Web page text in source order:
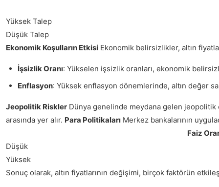
Yüksek Talep
Düşük Talep
Ekonomik Koşulların Etkisi Ekonomik belirsizlikler, altın
İşsizlik Oranı: Yükselen işsizlik oranları, ekonomik
Enflasyon: Yüksek enflasyon dönemlerinde, altın değer
Jeopolitik Riskler Dünya genelinde meydana gelen jeopolitik
arasında yer alır. Para Politikaları Merkez bankalarının
Faiz
Düşük
Yüksek
Sonuç olarak, altın fiyatlarının değişimi, birçok faktörün